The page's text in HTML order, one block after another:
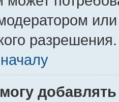
разрешения.